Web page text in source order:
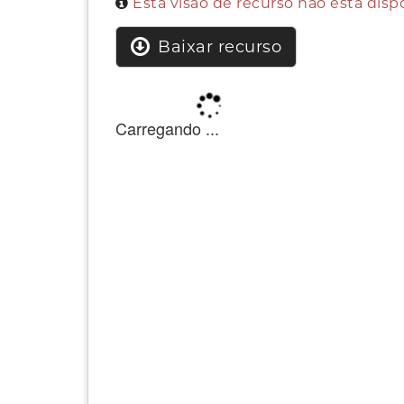
Baixar recurso